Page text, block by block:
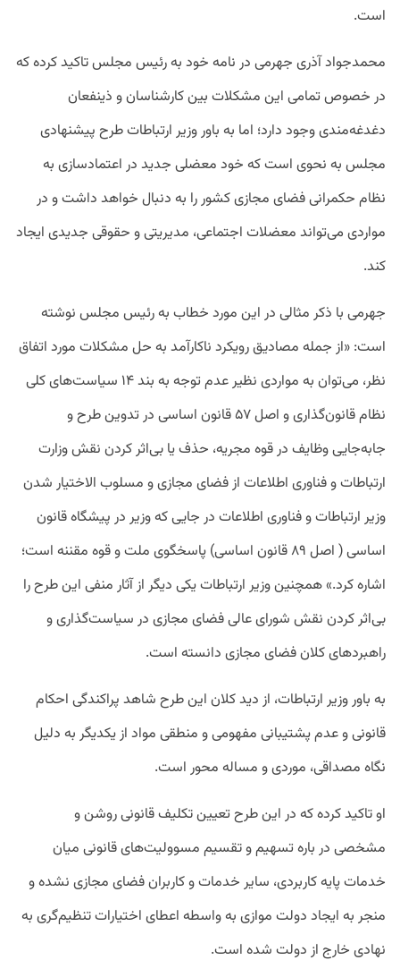
است.
محمدجواد آذری جهرمی در نامه خود به رئیس مجلس تاکید کرده که
در خصوص تمامی این مشکلات بین کارشناسان و ذینفعان
دغدغه‌مندی وجود دارد؛ اما به باور وزیر ارتباطات طرح پیشنهادی
مجلس به نحوی است که خود معضلی جدید در اعتماد‌سازی به
نظام حکمرانی فضای مجازی کشور را به دنبال خواهد داشت و در
مواردی می‌تواند معضلات اجتماعی، مدیریتی و حقوقی جدیدی ایجاد
کند.
جهرمی با ذکر مثالی در این مورد خطاب به رئیس مجلس نوشته
است: «از جمله مصادیق رویکرد ناکارآمد به حل مشکلات مورد اتفاق
نظر، می‌توان به مواردی نظیر عدم توجه به بند ۱۴ سیاست‌های کلی
نظام قانون‌گذاری و اصل ۵۷ قانون اساسی در تدوین طرح و
جابه‌جایی وظایف در قوه مجریه، حذف یا بی‌اثر کردن نقش وزارت
ارتباطات و فناوری اطلاعات از فضای مجازی و مسلوب الاختیار شدن
وزیر ارتباطات و فناوری اطلاعات در جایی که وزیر در پیشگاه قانون
اساسی ( اصل ۸۹ قانون اساسی) پاسخگوی ملت و قوه مقننه است؛
اشاره کرد.» همچنین وزیر ارتباطات یکی دیگر از آثار منفی این طرح را
بی‌اثر کردن نقش شورای عالی فضای مجازی در سیاست‌گذاری و
راهبردهای کلان فضای مجازی دانسته است.
به باور وزیر ارتباطات، از دید کلان این طرح شاهد پراکندگی احکام
قانونی و عدم پشتیبانی مفهومی و منطقی مواد از یکدیگر به دلیل
نگاه مصداقی، موردی و مساله محور است.
او تاکید کرده که در این طرح تعیین تکلیف قانونی روشن و
مشخصی در باره تسهیم و تقسیم مسوولیت‌های قانونی میان
خدمات پایه کاربردی، سایر خدمات و کاربران فضای مجازی نشده و
منجر به ایجاد دولت موازی به واسطه اعطای اختیارات تنظیم‌گری به
نهادی خارج از دولت شده است.